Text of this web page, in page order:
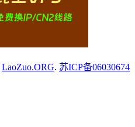
LaoZuo.ORG. 苏ICP备06030674